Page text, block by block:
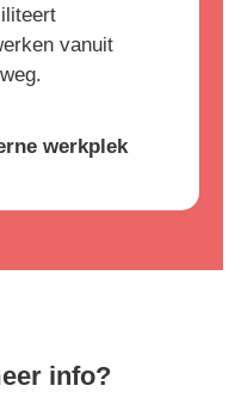
vanuit
werkplek
info?